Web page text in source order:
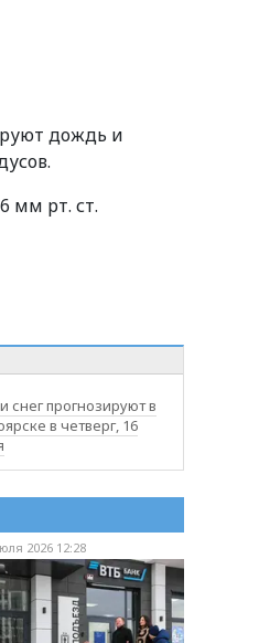
дождь и
мм рт. ст.
снег прогнозируют в
в четверг, 16
2026 12:28